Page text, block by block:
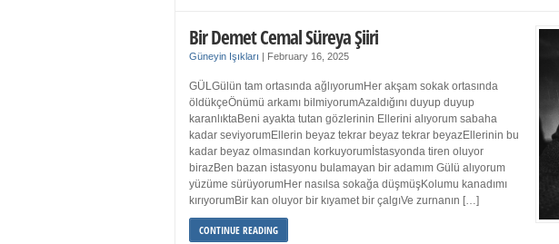
Bir Demet Cemal Süreya Şiiri
Güneyin Işıkları February 16, 2025
GÜLGülün tam ortasında ağlıyorumHer akşam sokak ortasında
öldükçeÖnümü arkamı bilmiyorumAzaldığını duyup duyup
karanlıktaBeni ayakta tutan gözlerinin Ellerini alıyorum sabaha
kadar seviyorumEllerin beyaz tekrar beyaz tekrar beyazEllerinin bu
kadar beyaz olmasından korkuyorumİstasyonda tiren oluyor
birazBen bazan istasyonu bulamayan bir adamım Gülü alıyorum
yüzüme sürüyorumHer nasılsa sokağa düşmüşKolumu kanadımı
kırıyorumBir kan oluyor bir kıyamet bir çalgıVe zurnanın […]
CONTINUE READING